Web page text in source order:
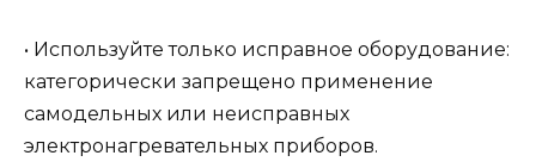
• Используйте только исправное оборудование:
категорически запрещено применение
самодельных или неисправных
электронагревательных приборов.